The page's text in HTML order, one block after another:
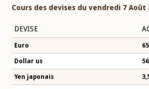
Cours des devises du vendredi 7 Août
DEVISE
Euro
Dollar us
Yen japonais